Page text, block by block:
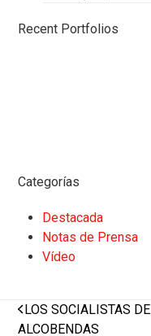
Recent Portfolios
Categorías
Destacada
Notas de Prensa
Vídeo
previous
post:
LOS SOCIALISTAS DE
ALCOBENDAS